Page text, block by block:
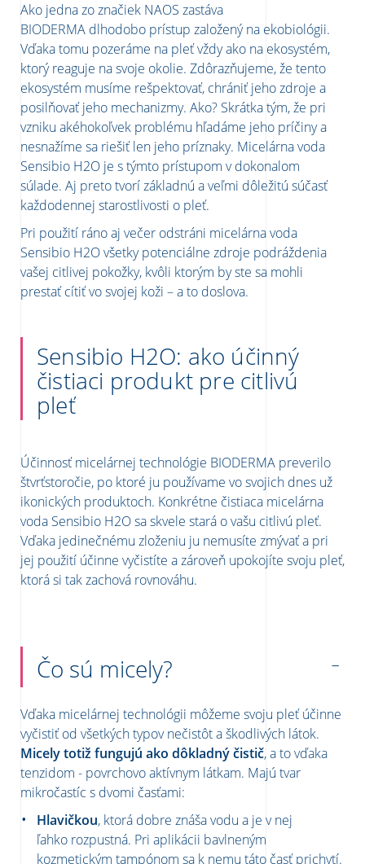
Ako jedna zo značiek NAOS zastáva
BIODERMA dlhodobo prístup založený na ekobiológii.
Vďaka tomu pozeráme na pleť vždy ako na ekosystém,
ktorý reaguje na svoje okolie. Zdôrazňujeme, že tento
ekosystém musíme rešpektovať, chrániť jeho zdroje a
posilňovať jeho mechanizmy. Ako? Skrátka tým, že pri
vzniku akéhokoľvek problému hľadáme jeho príčiny a
nesnažíme sa riešiť len jeho príznaky. Micelárna voda
Sensibio H2O je s týmto prístupom v dokonalom
súlade. Aj preto tvorí základnú a veľmi dôležitú súčasť
každodennej starostlivosti o pleť.
Pri použití ráno aj večer odstráni micelárna voda
Sensibio H2O všetky potenciálne zdroje podráždenia
vašej citlivej pokožky, kvôli ktorým by ste sa mohli
prestať cítiť vo svojej koži – a to doslova.
Sensibio H2O: ako účinný
čistiaci produkt pre citlivú
pleť
Účinnosť micelárnej technológie BIODERMA preverilo
štvrťstoročie, po ktoré ju používame vo svojich dnes už
ikonických produktoch. Konkrétne čistiaca micelárna
voda Sensibio H2O sa skvele stará o vašu citlivú pleť.
Vďaka jedinečnému zloženiu ju nemusíte zmývať a pri
jej použití účinne vyčistíte a zároveň upokojíte svoju pleť,
ktorá si tak zachová rovnováhu.
Čo sú micely?
Vďaka micelárnej technológii môžeme svoju pleť účinne
vyčistiť od všetkých typov nečistôt a škodlivých látok.
Micely totiž fungujú ako dôkladný čistič, a to vďaka
tenzidom - povrchovo aktívnym látkam. Majú tvar
mikročastíc s dvomi časťami:
Hlavičkou, ktorá dobre znáša vodu a je v nej
ľahko rozpustná. Pri aplikácii bavlneným
kozmetickým tampónom sa k nemu táto časť prichytí.